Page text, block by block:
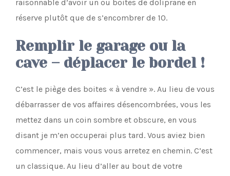
raisonnable d’avoir un ou boites de doliprane en
réserve plutôt que de s’encombrer de 10.
Remplir le garage ou la
cave – déplacer le bordel !
C’est le piège des boites « à vendre ». Au lieu de vous
débarrasser de vos affaires désencombrées, vous les
mettez dans un coin sombre et obscure, en vous
disant je m’en occuperai plus tard. Vous aviez bien
commencer, mais vous vous arretez en chemin. C’est
un classique. Au lieu d’aller au bout de votre